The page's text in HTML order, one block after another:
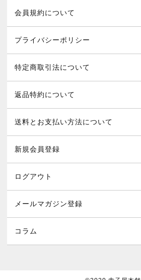
会員規約について
プライバシーポリシー
特定商取引法について
返品特約について
送料とお支払い方法について
新規会員登録
ログアウト
メールマガジン登録
コラム